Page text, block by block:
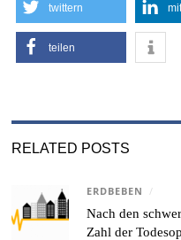
twittern
teilen
RELATED POSTS
ERDBEBEN /
Nach den
Zahl der